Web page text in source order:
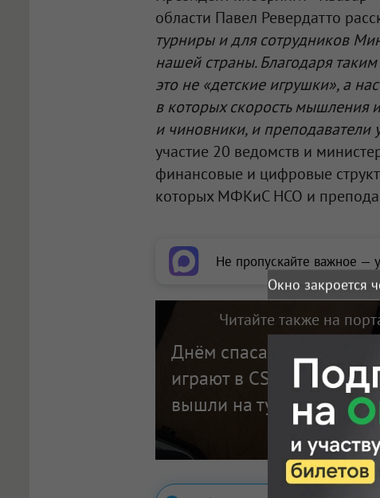
области Павел Ревердатто
турниры и для сотрудников
нашей страны. Благодаря
это не «детские игрушки», а
в которых скорость мышления
и чиновники, и преподаватели
участие 20 ведомств и
финансовые и цифровые
которых МФКиС НСО и
Не пропускайте важное —
Читайте также на
Днём спасают
играют в CS:
вышли на турнир
Окно закроется